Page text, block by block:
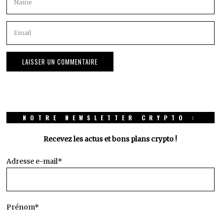
NOTRE NEWSLETTER CRYPTO :
Recevez les actus et bons plans crypto !
Adresse e-mail*
Prénom*